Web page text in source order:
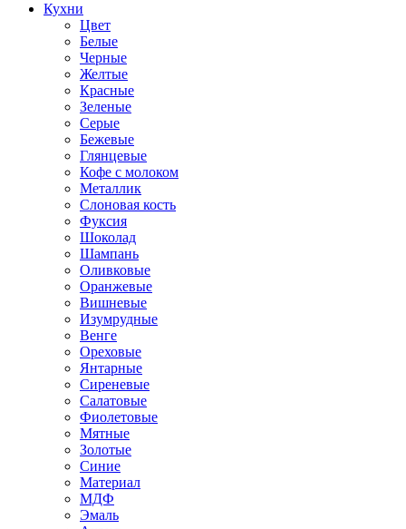
Кухни
Цвет
Белые
Черные
Желтые
Красные
Зеленые
Серые
Бежевые
Глянцевые
Кофе с молоком
Металлик
Слоновая кость
Фуксия
Шоколад
Шампань
Оливковые
Оранжевые
Вишневые
Изумрудные
Венге
Ореховые
Янтарные
Сиреневые
Салатовые
Фиолетовые
Мятные
Золотые
Синие
Материал
МДФ
Эмаль